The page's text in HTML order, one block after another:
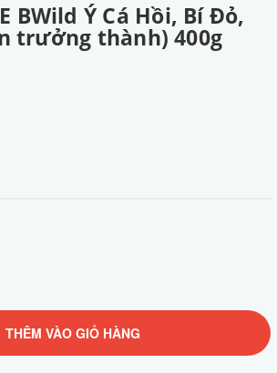
BWild Ý Cá Hồi, Bí Đỏ,
trưởng thành) 400g
THÊM VÀO GIỎ HÀNG